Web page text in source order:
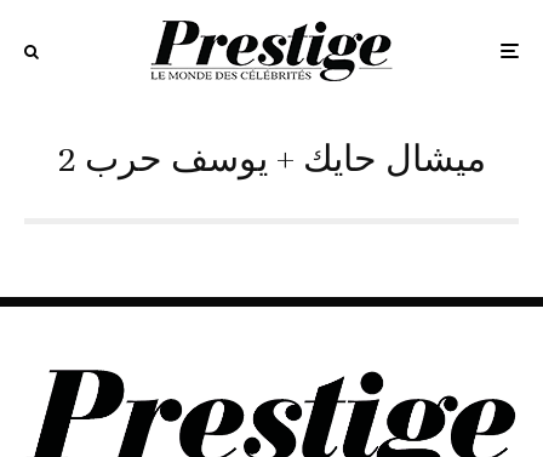
2 ميشال حايك + يوسف حرب